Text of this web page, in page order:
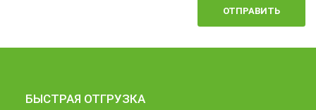
ОТПРАВИТЬ
БЫСТРАЯ ОТГРУЗКА